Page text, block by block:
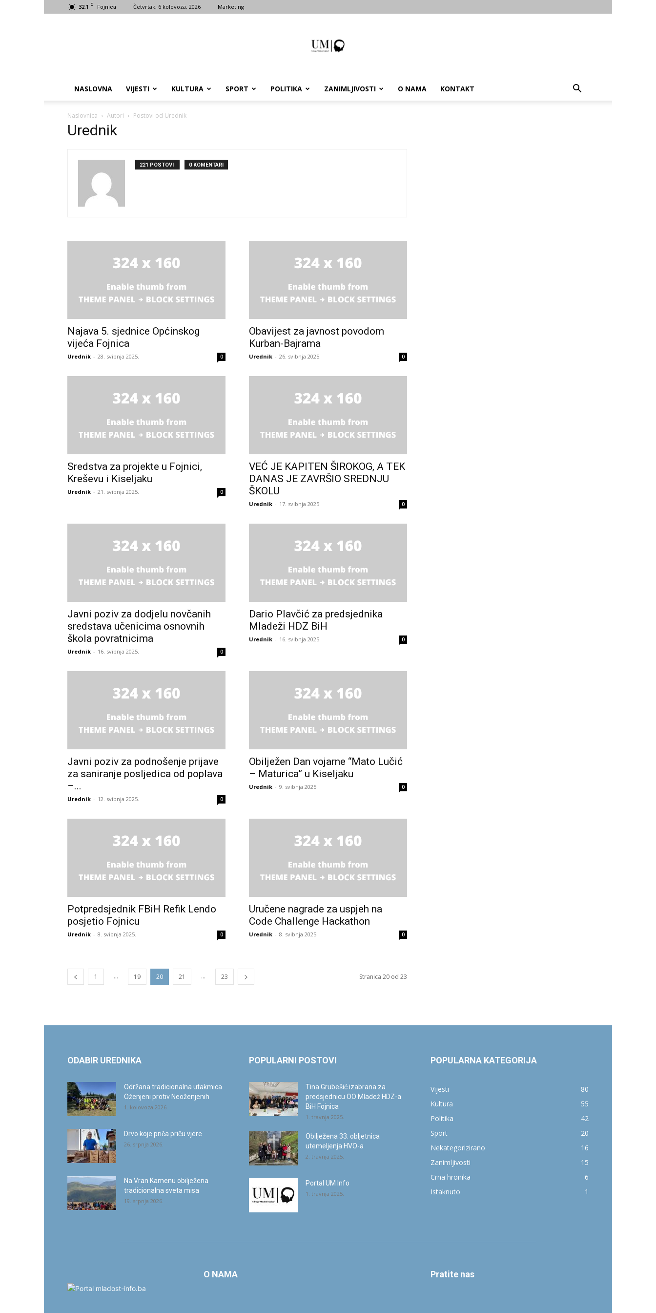
32.1 C Fojnica Četvrtak, 6 kolovoza, 2026 Marketing
NASLOVNA VIJESTI KULTURA SPORT POLITIKA ZANIMLJIVOSTI O NAMA KONTAKT
Naslovnica Autori Postovi od Urednik
Urednik
221 POSTOVI 0 KOMENTARI
Najava 5. sjednice Općinskog
vijeća Fojnica
Urednik - 28. svibnja 2025. 0
Obavijest za javnost povodom
Kurban-Bajrama
Urednik - 26. svibnja 2025. 0
Sredstva za projekte u Fojnici,
Kreševu i Kiseljaku
Urednik - 21. svibnja 2025. 0
VEĆ JE KAPITEN ŠIROKOG, A TEK
DANAS JE ZAVRŠIO SREDNJU
ŠKOLU
Urednik - 17. svibnja 2025. 0
Javni poziv za dodjelu novčanih
sredstava učenicima osnovnih
škola povratnicima
Urednik - 16. svibnja 2025. 0
Dario Plavčić za predsjednika
Mladeži HDZ BiH
Urednik - 16. svibnja 2025. 0
Javni poziv za podnošenje prijave
za saniranje posljedica od poplava
–...
Urednik - 12. svibnja 2025. 0
Obilježen Dan vojarne “Mato Lučić
– Maturica” u Kiseljaku
Urednik - 9. svibnja 2025. 0
Potpredsjednik FBiH Refik Lendo
posjetio Fojnicu
Urednik - 8. svibnja 2025. 0
Uručene nagrade za uspjeh na
Code Challenge Hackathon
Urednik - 8. svibnja 2025. 0
1 ... 19 20 21 ... 23 Stranica 20 od 23
ODABIR UREDNIKA
Održana tradicionalna utakmica
Oženjeni protiv Neoženjenih
1. kolovoza 2026.
Drvo koje priča priču vjere
26. srpnja 2026.
Na Vran Kamenu obilježena
tradicionalna sveta misa
19. srpnja 2026.
POPULARNI POSTOVI
Tina Grubešić izabrana za
predsjednicu OO Mladež HDZ-a
BiH Fojnica
1. travnja 2025.
Obilježena 33. obljetnica
utemeljenja HVO-a
2. travnja 2025.
Portal UM Info
1. travnja 2025.
POPULARNA KATEGORIJA
Vijesti
80
Kultura
55
Politika
42
Sport
20
Nekategorizirano
16
Zanimljivosti
15
Crna hronika
6
Istaknuto
1
O NAMA Pratite nas